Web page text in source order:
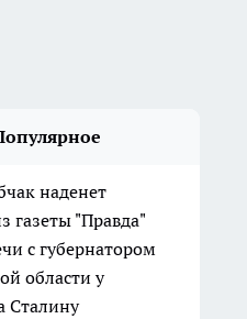
наденет
газеты "Правда"
с губернатором
области у
Сталину